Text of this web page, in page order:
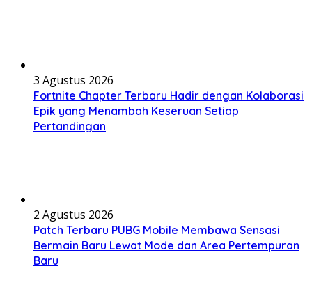
3 Agustus 2026
Fortnite Chapter Terbaru Hadir dengan Kolaborasi
Epik yang Menambah Keseruan Setiap
Pertandingan
2 Agustus 2026
Patch Terbaru PUBG Mobile Membawa Sensasi
Bermain Baru Lewat Mode dan Area Pertempuran
Baru